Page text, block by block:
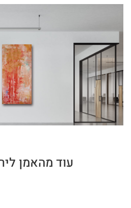
עוד מהאמן